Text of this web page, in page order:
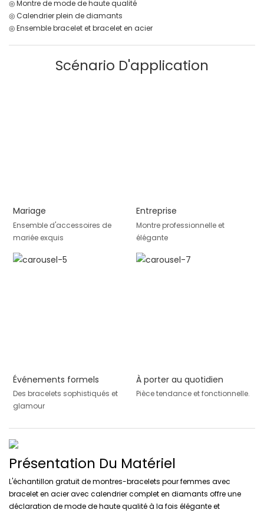
◎ Montre de mode de haute qualité
◎ Calendrier plein de diamants
◎ Ensemble bracelet et bracelet en acier
Scénario D'application
Mariage
Ensemble d'accessoires de
mariée exquis
Entreprise
Montre professionnelle et
élégante
Événements formels
Des bracelets sophistiqués et
glamour
À porter au quotidien
Pièce tendance et fonctionnelle.
Présentation Du Matériel
L'échantillon gratuit de montres-bracelets pour femmes avec
bracelet en acier avec calendrier complet en diamants offre une
déclaration de mode de haute qualité à la fois élégante et